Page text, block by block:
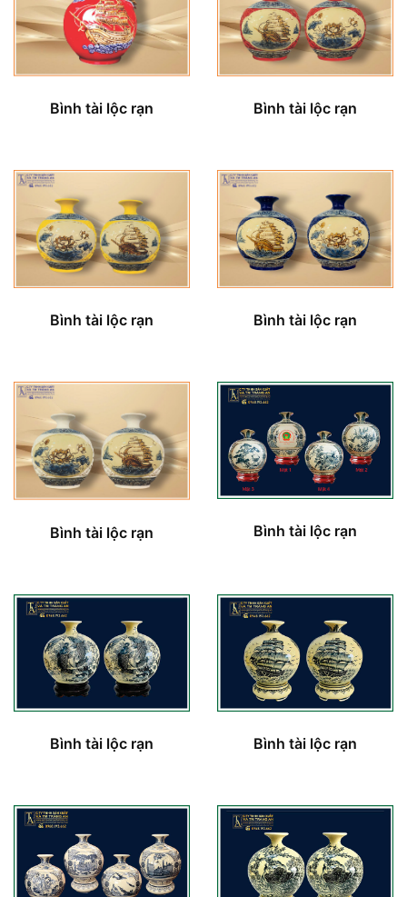
Bình tài lộc rạn Bình tài lộc rạn
Bình tài lộc rạn Bình tài lộc rạn
Bình tài lộc rạn Bình tài lộc rạn
Bình tài lộc rạn Bình tài lộc rạn